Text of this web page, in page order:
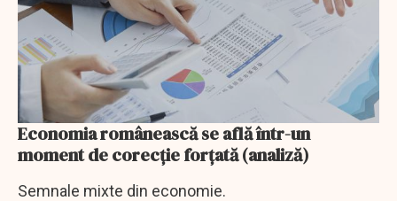
Economia românească se află într-un
moment de corecţie forţată (analiză)
Semnale mixte din economie.